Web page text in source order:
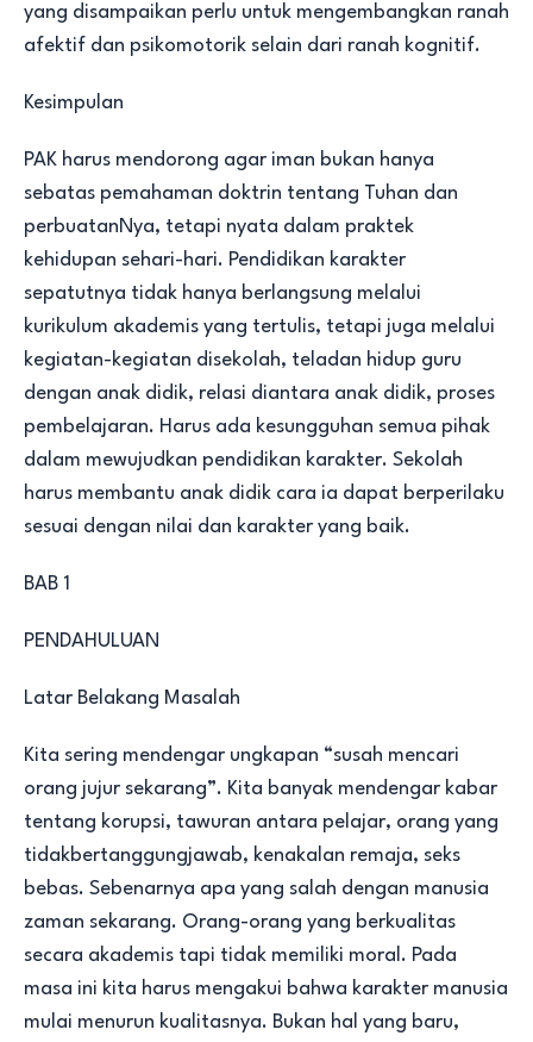
yang disampaikan perlu untuk mengembangkan ranah
afektif dan psikomotorik selain dari ranah kognitif.
Kesimpulan
PAK harus mendorong agar iman bukan hanya
sebatas pemahaman doktrin tentang Tuhan dan
perbuatanNya, tetapi nyata dalam praktek
kehidupan sehari-hari. Pendidikan karakter
sepatutnya tidak hanya berlangsung melalui
kurikulum akademis yang tertulis, tetapi juga melalui
kegiatan-kegiatan disekolah, teladan hidup guru
dengan anak didik, relasi diantara anak didik, proses
pembelajaran. Harus ada kesungguhan semua pihak
dalam mewujudkan pendidikan karakter. Sekolah
harus membantu anak didik cara ia dapat berperilaku
sesuai dengan nilai dan karakter yang baik.
BAB 1
PENDAHULUAN
Latar Belakang Masalah
Kita sering mendengar ungkapan “susah mencari
orang jujur sekarang”. Kita banyak mendengar kabar
tentang korupsi, tawuran antara pelajar, orang yang
tidakbertanggungjawab, kenakalan remaja, seks
bebas. Sebenarnya apa yang salah dengan manusia
zaman sekarang. Orang-orang yang berkualitas
secara akademis tapi tidak memiliki moral. Pada
masa ini kita harus mengakui bahwa karakter manusia
mulai menurun kualitasnya. Bukan hal yang baru,